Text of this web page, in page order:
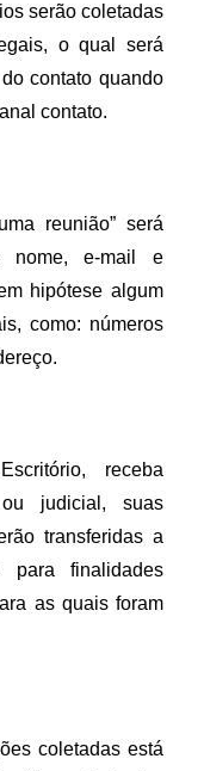
serão coletadas
o qual será
contato quando
contato.
reunião” será
nome, e-mail e
hipótese algum
como: números
receba
judicial, suas
transferidas a
para finalidades
as quais foram
coletadas está